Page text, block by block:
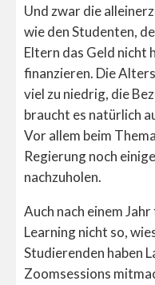
Und zwar die
wie den Studenten,
Eltern das Geld nicht
finanzieren. Die
viel zu niedrig, die
braucht es natürlich
Vor allem beim
Regierung noch
nachzuholen.
Auch nach einem
Learning nicht so,
Studierenden haben
Zoomsessions